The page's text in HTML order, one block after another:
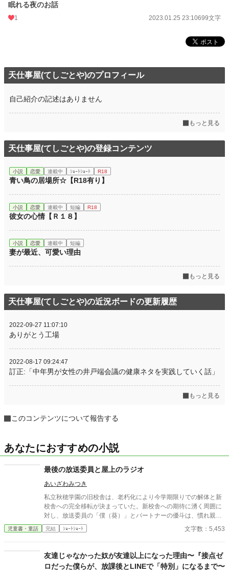
初回公開日時 2023.01.25 23:10
年間ポイント 294 pt (116,181 位)
累計ポイント 12,863 pt (86,963 位)
眠れる夜のお話
1 2023.01.25 23:10699文字
天仕事屋(てしごとや)のプロフィール
自己紹介の記述はありません
もっと見る
天仕事屋(てしごとや)の登録コンテンツ
小説 恋愛 連載中 ｼｮｰﾄｼｮｰﾄ R18
青い鳥の居場所☆【R18有り】
小説 恋愛 連載中 短編 R18
彼女の心情【Ｒ１８】
小説 恋愛 連載中 短編
妻が最近、可愛い理由
もっと見る
天仕事屋(てしごとや)の近況ボードの更新履歴
2022-09-27 11:07:10
ありがとう工場
2022-08-17 09:24:47
訂正:「中年男が女性の井戸端会議の健康ネタを実践していく話」
もっと見る
このコンテンツについて報告する
あなたにおすすめの小説
最後の放送委員と屋上のラジオ
あいざわみつき
私立秋穂学園の旧校舎は、老朽化により今学期限りでの解体と新
校舎への完全移転が決まっていた。新校舎への期待に湧く周囲に
対し、放送委員の「僕（葵）」とパートナーの優斗は、慣れ親し
んだ校舎が消えてしまう寂しさを拭えずにいた。 ある日、2人は
教員から命じられた旧放送室の機材整理中に、古びたレコードや
る。ノートには『屋上のラジオ：言葉にできなかった想いのため
に』と記されていた。かつて旧放送室から屋上のホーンスピーカ
ーへ音を届けていた設備が独立して残されていることを知った2
児童書・童話 完結 ｼｮｰﾄｼｮｰﾄ 文字数：5,453
友達じゃなかった奴が友達以上になった理由〜『接点ゼ
ロだった僕らが、放課後とLINEで「特別」になるまで〜